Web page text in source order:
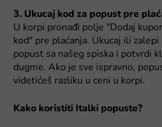
3. Ukucaj kod za popust pre
U korpi pronađi polje "Dodaj
kod" pre plaćanja. Ukucaj ili zalepi
popust sa našeg spiska i potvrdi
dugme. Ako je sve ispravno,
videtićeš razliku u ceni u korpi.
Kako koristiti Italki popuste?